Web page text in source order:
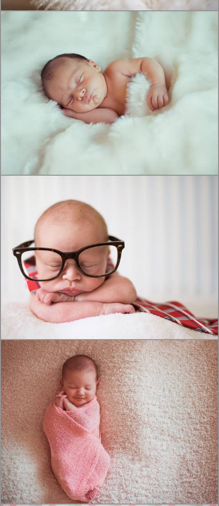
1536 14
3866 126
1546 5